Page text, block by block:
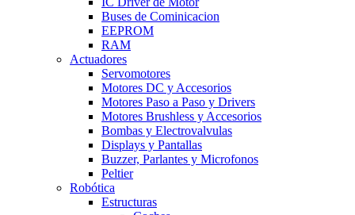
Buses de Cominicacion
EEPROM
RAM
Actuadores
Servomotores
Motores DC y Accesorios
Motores Paso a Paso y Drivers
Motores Brushless y Accesorios
Bombas y Electrovalvulas
Displays y Pantallas
Buzzer, Parlantes y Microfonos
Peltier
Robótica
Estructuras